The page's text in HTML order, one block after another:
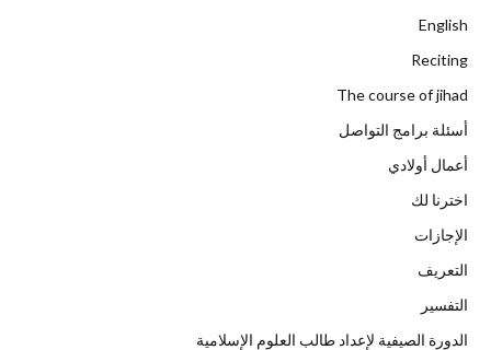
English
Reciting
The course of jihad
أسئلة برامج التواصل
أعمال أولادي
اخترنا لك
الإجازات
التعريف
التفسير
الدورة الصيفية لإعداد طالب العلوم الإسلامية